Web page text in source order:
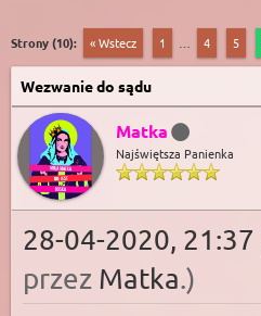
Strony (10): « Wstecz 1 4 5
Wezwanie do sądu
Matka
Najświętsza Panienka
28-04-2020, 21:37
przez Matka.)